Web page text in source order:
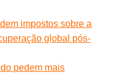
impostos sobre a
global pós-
pedem mais